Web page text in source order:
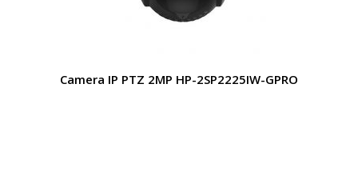
Camera IP PTZ 2MP HP-2SP2225IW-GPRO